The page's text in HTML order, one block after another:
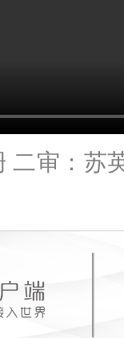
二审：苏